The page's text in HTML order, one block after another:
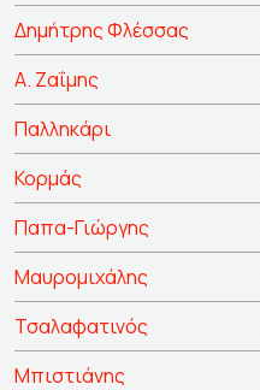
Δημήτρης Φλέσσας
Α. Ζαΐμης
Παλληκάρι
Κορμάς
Παπα-Γιώργης
Μαυρομιχάλης
Τσαλαφατινός
Μπιστιάνης